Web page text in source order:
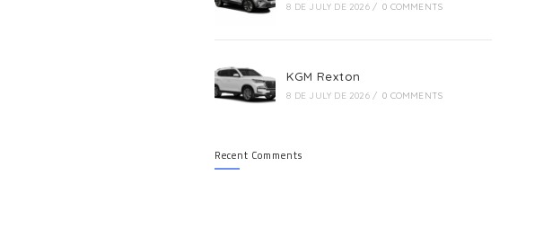
8 DE JULY DE 2026 / 0 COMMENTS
KGM Rexton
8 DE JULY DE 2026 / 0 COMMENTS
Recent Comments